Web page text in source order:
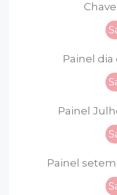
Painel dia
Painel
Painel